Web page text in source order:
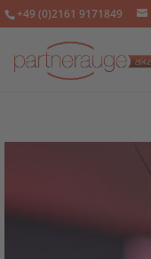
+49 (0)2161 9171849